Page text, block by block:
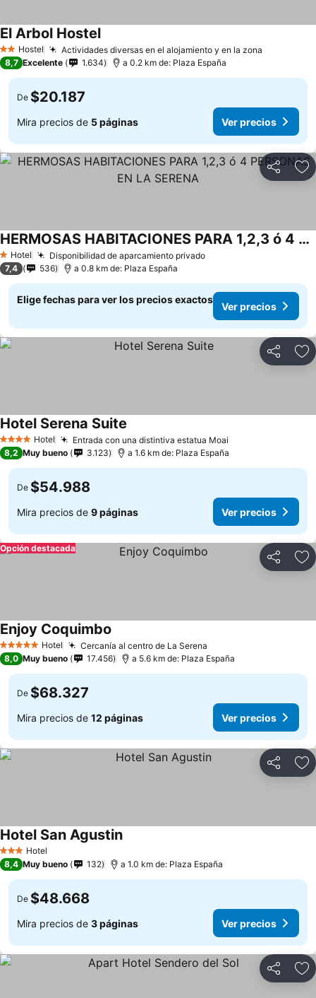
2 Estrellas
Hostel Actividades diversas en el alojamiento y en la zona
El Arbol Hostel
8,7 Excelente 1.634 a 0.2 km de: Plaza España
De $20.187
Mira precios de 5 páginas Ver precios
Compartir
1 Estrellas
Hotel Disponibilidad de aparcamiento privado
HERMOSAS HABITACIONES PARA 1,2,3 ó 4 PERSONAS EN LA SERENA
7,4 536 a 0.8 km de: Plaza España
Elige fechas para ver los precios exactos
Ver precios
Compartir
4 EstrellasHotel Entrada con una distintiva estatua Moai
Hotel Serena Suite
8,2 Muy bueno 3.123 a 1.6 km de: Plaza España
De $54.988
Mira precios de 9 páginas Ver precios
Compartir
Opción destacada
5 Estrellas Hotel Cercanía al centro de La Serena
Enjoy Coquimbo
8,0 Muy bueno 17.456 a 5.6 km de: Plaza España
De $68.327
Mira precios de 12 páginas Ver precios
Compartir
3 Estrellas
Hotel
Hotel San Agustin
8,4 Muy bueno 132 a 1.0 km de: Plaza España
De $48.668
Mira precios de 3 páginas Ver precios
Compartir